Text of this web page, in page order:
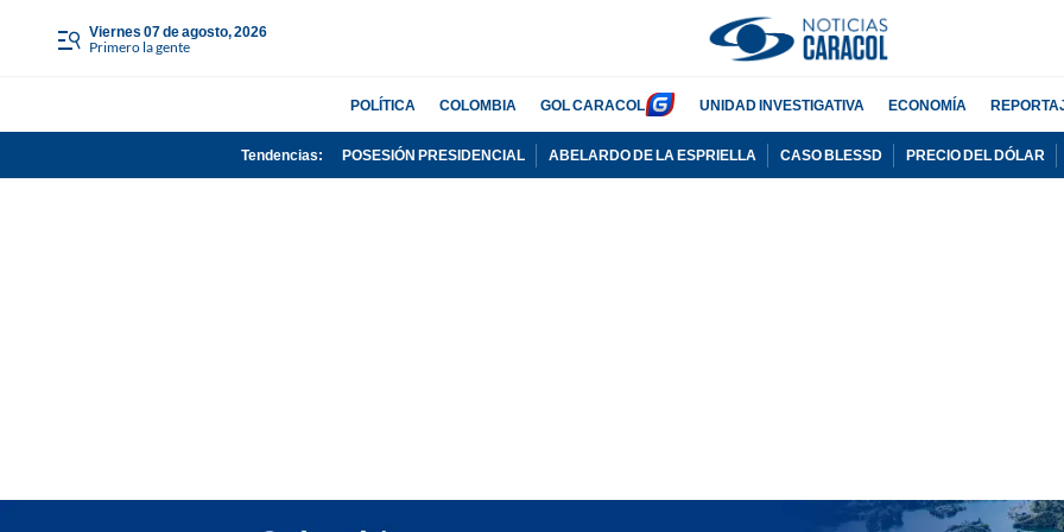
viernes 07 de agosto, 2026
Primero la gente
POLÍTICA COLOMBIA GOL CARACOL UNIDAD INVESTIGATIVA ECONOMÍA
Tendencias: POSESIÓN PRESIDENCIAL ABELARDO DE LA ESPRIELLA CASO BLESSD PRECIO DEL DÓLAR